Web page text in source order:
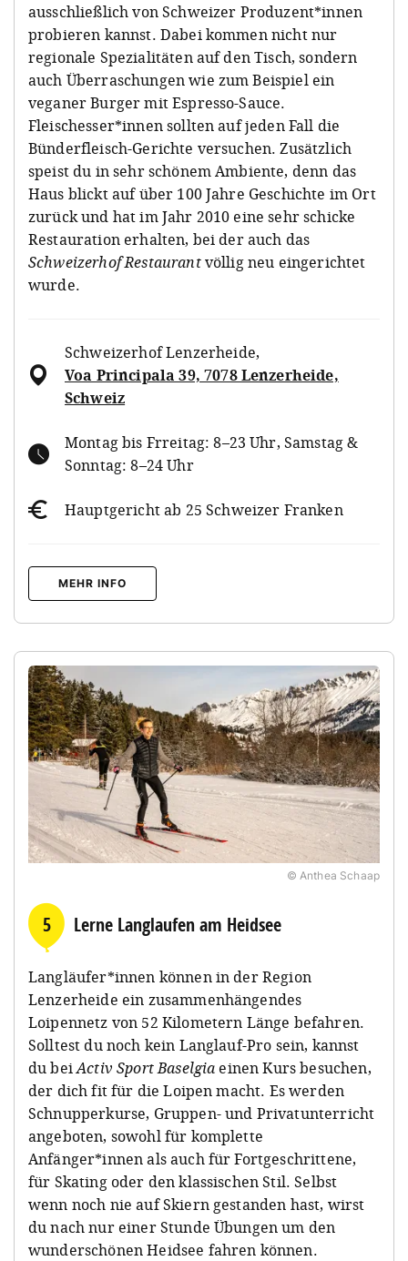
ausschließlich von Schweizer Produzent*innen
probieren kannst. Dabei kommen nicht nur
regionale Spezialitäten auf den Tisch, sondern
auch Überraschungen wie zum Beispiel ein
veganer Burger mit Espresso-Sauce.
Fleischesser*innen sollten auf jeden Fall die
Bünderfleisch-Gerichte versuchen. Zusätzlich
speist du in sehr schönem Ambiente, denn das
Haus blickt auf über 100 Jahre Geschichte im Ort
zurück und hat im Jahr 2010 eine sehr schicke
Restauration erhalten, bei der auch das
Schweizerhof Restaurantvöllig neu eingerichtet
wurde.
Schweizerhof Lenzerheide,
Voa Principala 39, 7078 Lenzerheide,
Schweiz
Montag bis Frreitag: 8–23 Uhr, Samstag &
Sonntag: 8–24 Uhr
Hauptgericht ab 25 Schweizer Franken
MEHR INFO
© Anthea Schaap
5 Lerne Langlaufen am Heidsee
Langläufer*innen können in der Region
Lenzerheide ein zusammenhängendes
Loipennetz von 52 Kilometern Länge befahren.
Solltest du noch kein Langlauf-Pro sein, kannst
du beiActiv Sport Baselgia einen Kurs besuchen,
der dich fit für die Loipen macht. Es werden
Schnupperkurse, Gruppen- und Privatunterricht
angeboten, sowohl für komplette
Anfänger*innen als auch für Fortgeschrittene,
für Skating oder den klassischen Stil. Selbst
wenn noch nie auf Skiern gestanden hast, wirst
du nach nur einer Stunde Übungen um den
wunderschönen Heidsee fahren können.